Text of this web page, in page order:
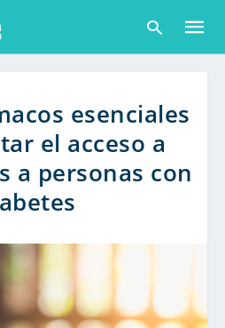
y
esenciales
el acceso a
a personas con